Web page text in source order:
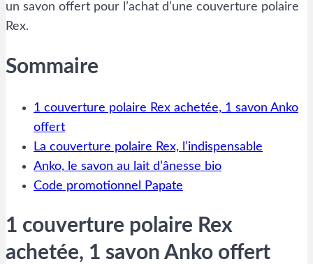
un savon offert pour l’achat d’une couverture polaire
Rex.
Sommaire
1 couverture polaire Rex achetée, 1 savon Anko
offert
La couverture polaire Rex, l’indispensable
Anko, le savon au lait d’ânesse bio
Code promotionnel Papate
1 couverture polaire Rex
achetée, 1 savon Anko offert